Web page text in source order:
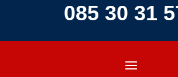
085 30 31